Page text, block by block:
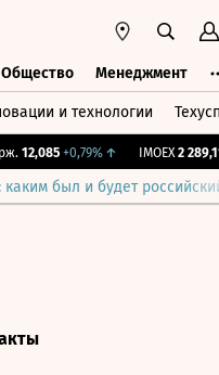
Общество Менеджмент
и технологии
12,085 +0,79%↑ IMOEX 2 289,11
был и будет